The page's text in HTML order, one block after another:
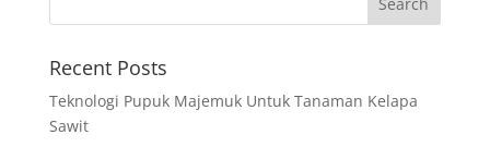
Recent Posts
Teknologi Pupuk Majemuk Untuk Tanaman Kelapa
Sawit